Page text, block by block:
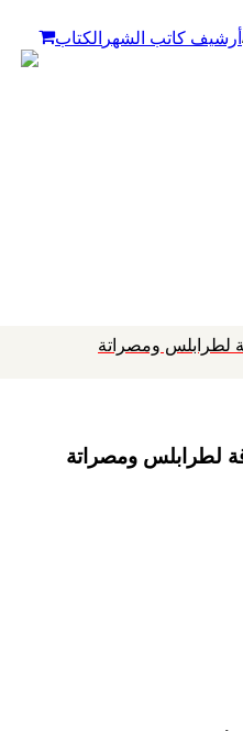
أرشيف كاتب الشهر الكتاب
لطرابلس ومصراتة
لطرابلس ومصراتة